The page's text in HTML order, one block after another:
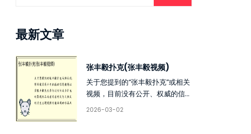
最新文章
张丰毅扑克(张丰毅视频)
关于您提到的“张丰毅扑克”或相关
视频，目前没有公开、权威的信...
2026-03-02